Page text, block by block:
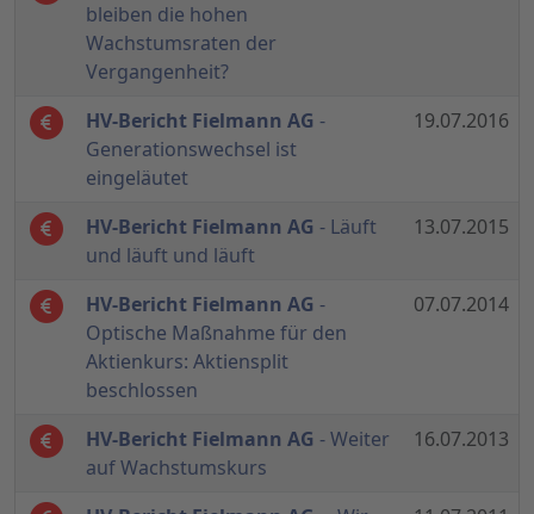
bleiben die hohen
Wachstumsraten der
Vergangenheit?
HV-Bericht Fielmann AG -
Generationswechsel ist
eingeläutet
19.07.2016
HV-Bericht Fielmann AG - Läuft
und läuft und läuft
13.07.2015
HV-Bericht Fielmann AG -
Optische Maßnahme für den
Aktienkurs: Aktiensplit
beschlossen
07.07.2014
HV-Bericht Fielmann AG - Weiter
auf Wachstumskurs
16.07.2013